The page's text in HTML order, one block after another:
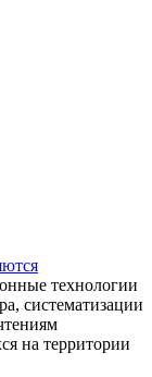
технологии
систематизации
на территории